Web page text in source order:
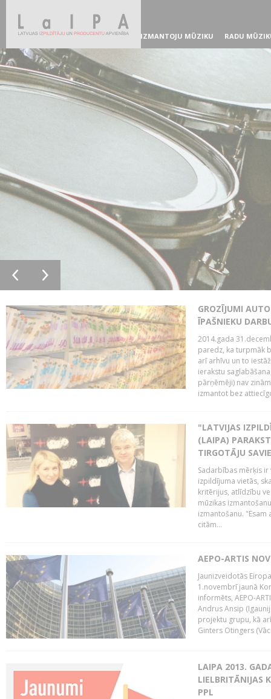
IZMANTOJU MŪZIKU RADU
GROZĪJUMI
ĪPAŠNIEKU
2014.gada
paredz, ka turpmāk
arī arhīvu un to
ierakstu
pārņēmēji) nav
izmantot bez
"LATVIJAS
(LAIPA)
TIRGOTĀJU
Sadarbības mērķis
izpildījuma vietās,
kritērijus, atlīdzību
mūzikas
izmantošanu.
citām...
AEPO-ARTIS
Jaunizveidotās
1.novembrī jaunā
informēts, AEPO-
Andrus Ansip
projektu grupu, kā
Ginters Otingers
LAIPA 2013.
LIELBRITĀNIJAS
PPL